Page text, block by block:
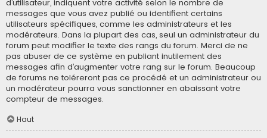
d’utilisateur, indiquent votre activité selon le nombre de
messages que vous avez publié ou identifient certains
utilisateurs spécifiques, comme les administrateurs et les
modérateurs. Dans la plupart des cas, seul un administrateur du
forum peut modifier le texte des rangs du forum. Merci de ne
pas abuser de ce système en publiant inutilement des
messages afin d’augmenter votre rang sur le forum. Beaucoup
de forums ne toléreront pas ce procédé et un administrateur ou
un modérateur pourra vous sanctionner en abaissant votre
compteur de messages.
Haut